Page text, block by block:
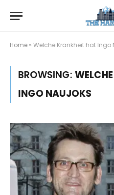
Home » Welche Krankheit hat Ingo
BROWSING:
INGO NAUJOKS